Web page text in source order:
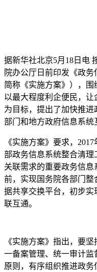
据新华社北京5月18日电
院办公厅日前印发《政
简称《实施方案》），围
以最大程度利企便民，
为目标，提出了加快推
部门和地方政府信息系统
《实施方案》要求，
部政务信息系统整合清
关联需求的重要政务信息
前，实现国务院各部门
据共享交换平台，初步
联互通。
《实施方案》指出，要
一备案管理、统一审计监
原则，有序组织推进政务